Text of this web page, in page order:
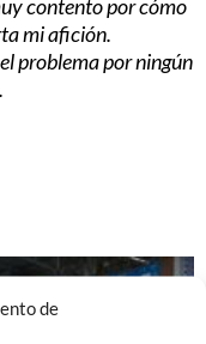
de
contento por cómo
mi afición.
problema por ningún